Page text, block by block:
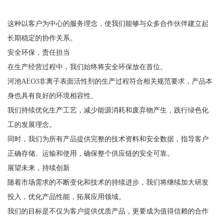
这种以客户为中心的服务理念，使我们能够与众多合作伙伴建立起
长期稳定的协作关系。
安全环保，责任担当
在生产经营过程中，我们始终将安全环保放在首位。
河池AEO3非离子表面活性剂的生产过程符合相关规范要求，产品本
身也具有良好的环境相容性。
我们持续优化生产工艺，减少能源消耗和废弃物产生，践行绿色化
工的发展理念。
同时，我们为所有产品提供完整的技术资料和安全数据，指导客户
正确存储、运输和使用，确保整个供应链的安全可靠。
展望未来，持续创新
随着市场需求的不断变化和技术的持续进步，我们将继续加大研发
投入，优化产品性能，拓展应用领域。
我们的目标是不仅为客户提供优质产品，更要成为值得信赖的合作